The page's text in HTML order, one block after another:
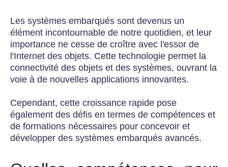
Les systèmes embarqués sont devenus un
élément incontournable de notre quotidien, et leur
importance ne cesse de croître avec l'essor de
l'Internet des objets. Cette technologie permet la
connectivité des objets et des systèmes, ouvrant la
voie à de nouvelles applications innovantes.
Cependant, cette croissance rapide pose
également des défis en termes de compétences et
de formations nécessaires pour concevoir et
développer des systèmes embarqués avancés.